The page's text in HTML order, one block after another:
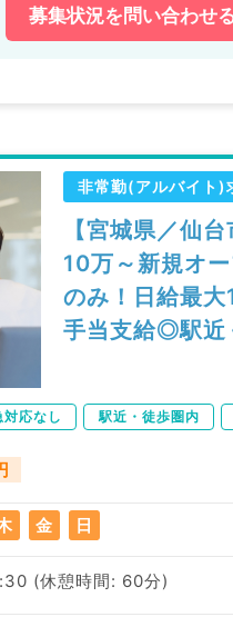
募集状況を 問い合わせ
非常勤(アルバイト)
【宮城県／仙
10万～新規オ
のみ！日給最
手当支給◎駅近
年2月～のご勤
対応なし 駅近・徒歩圏内
金 日
(休憩時間: 60分)